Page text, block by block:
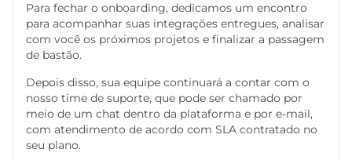
Para fechar o onboarding, dedicamos um encontro
para acompanhar suas integrações entregues, analisar
com você os próximos projetos e finalizar a passagem
de bastão.
Depois disso, sua equipe continuará a contar com o
nosso time de suporte, que pode ser chamado por
meio de um chat dentro da plataforma e por e-mail,
com atendimento de acordo com SLA contratado no
seu plano.